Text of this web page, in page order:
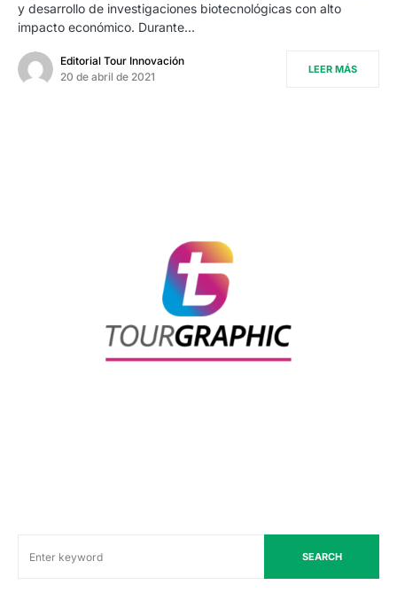
y desarrollo de investigaciones biotecnológicas con alto
impacto económico. Durante…
Editorial Tour Innovación
20 de abril de 2021
LEER MÁS
SEARCH